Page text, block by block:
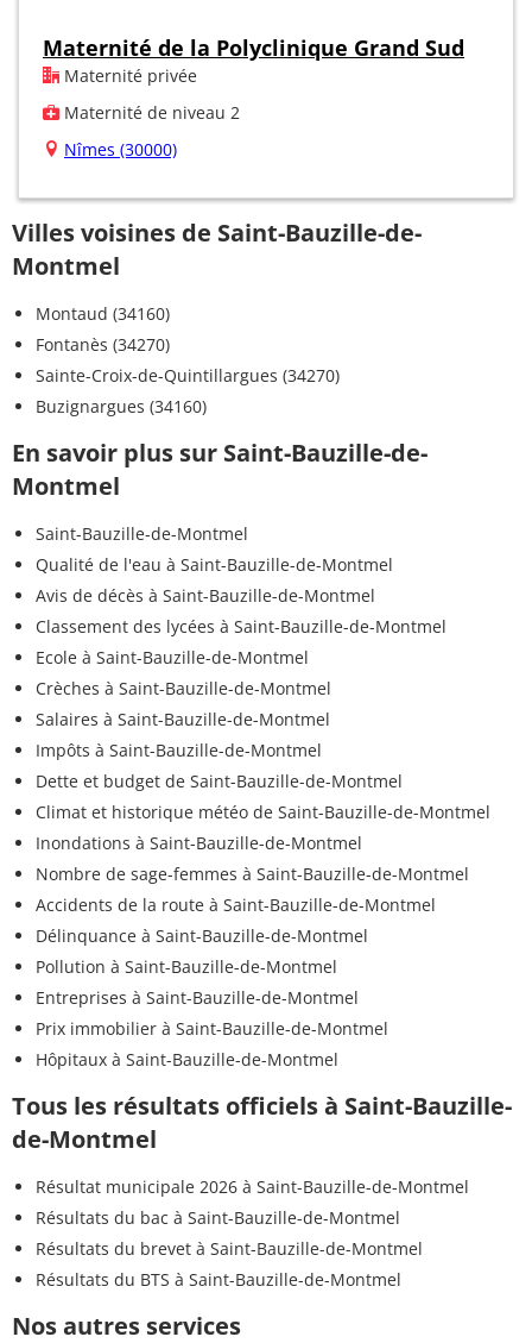
Maternité de la Polyclinique Grand Sud
Maternité privée
Maternité de niveau 2
Nîmes (30000)
Villes voisines de Saint-Bauzille-de-
Montmel
Montaud (34160)
Fontanès (34270)
Sainte-Croix-de-Quintillargues (34270)
Buzignargues (34160)
En savoir plus sur Saint-Bauzille-de-
Montmel
Saint-Bauzille-de-Montmel
Qualité de l'eau à Saint-Bauzille-de-Montmel
Avis de décès à Saint-Bauzille-de-Montmel
Classement des lycées à Saint-Bauzille-de-Montmel
Ecole à Saint-Bauzille-de-Montmel
Crèches à Saint-Bauzille-de-Montmel
Salaires à Saint-Bauzille-de-Montmel
Impôts à Saint-Bauzille-de-Montmel
Dette et budget de Saint-Bauzille-de-Montmel
Climat et historique météo de Saint-Bauzille-de-Montmel
Inondations à Saint-Bauzille-de-Montmel
Nombre de sage-femmes à Saint-Bauzille-de-Montmel
Accidents de la route à Saint-Bauzille-de-Montmel
Délinquance à Saint-Bauzille-de-Montmel
Pollution à Saint-Bauzille-de-Montmel
Entreprises à Saint-Bauzille-de-Montmel
Prix immobilier à Saint-Bauzille-de-Montmel
Hôpitaux à Saint-Bauzille-de-Montmel
Tous les résultats officiels à Saint-Bauzille-
de-Montmel
Résultat municipale 2026 à Saint-Bauzille-de-Montmel
Résultats du bac à Saint-Bauzille-de-Montmel
Résultats du brevet à Saint-Bauzille-de-Montmel
Résultats du BTS à Saint-Bauzille-de-Montmel
Nos autres services